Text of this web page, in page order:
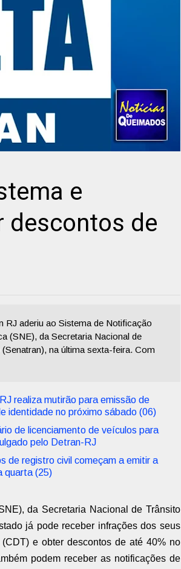
e
descontos de
RJ aderiu ao Sistema de Notificação
(SNE), da Secretaria Nacional de
(Senatran), na última sexta-feira. Com
realiza mutirão para emissão de
identidade no próximo sábado (06)
de licenciamento de veículos para
pelo Detran-RJ
de registro civil começam a emitir a
quarta (25)
da Secretaria Nacional de Trânsito
já pode receber infrações dos seus
e obter descontos de até 40% no
podem receber as notificações de